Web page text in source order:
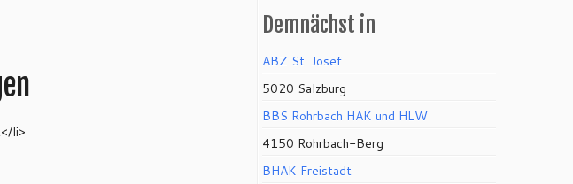
li>
Demnächst in
ABZ St. Josef
5020 Salzburg
BBS Rohrbach HAK und HLW
4150 Rohrbach-Berg
BHAK Freistadt